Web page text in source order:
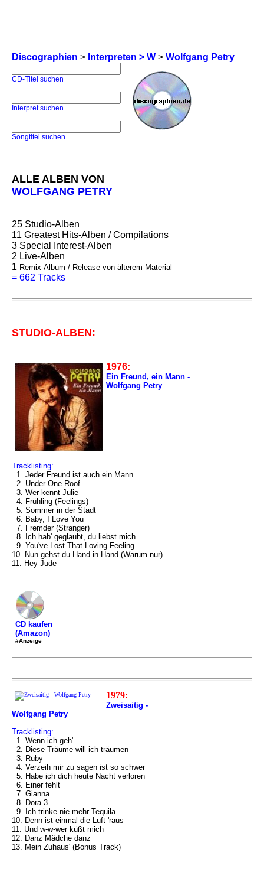
Discographien > Interpreten > W > Wolfgang Petry
CD-Titel suchen
Interpret suchen
Songtitel suchen
ALLE ALBEN VON
WOLFGANG PETRY
25 Studio-Alben
11 Greatest Hits-Alben / Compilations
3 Special Interest-Alben
2 Live-Alben
1 Remix-Album / Release von älterem Material
= 662 Tracks
STUDIO-ALBEN:
1976:
Ein Freund, ein Mann -
Wolfgang Petry
Tracklisting:
1. Jeder Freund ist auch ein Mann
2. Under One Roof
3. Wer kennt Julie
4. Frühling (Feelings)
5. Sommer in der Stadt
6. Baby, I Love You
7. Fremder (Stranger)
8. Ich hab' geglaubt, du liebst mich
9. You've Lost That Loving Feeling
10. Nun gehst du Hand in Hand (Warum nur)
11. Hey Jude
CD kaufen
(Amazon)
#Anzeige
1979:
Zweisaitig -
Wolfgang Petry
Tracklisting:
1. Wenn ich geh'
2. Diese Träume will ich träumen
3. Ruby
4. Verzeih mir zu sagen ist so schwer
5. Habe ich dich heute Nacht verloren
6. Einer fehlt
7. Gianna
8. Dora 3
9. Ich trinke nie mehr Tequila
10. Denn ist einmal die Luft 'raus
11. Und w-w-wer küßt mich
12. Danz Mädche danz
13. Mein Zuhaus' (Bonus Track)